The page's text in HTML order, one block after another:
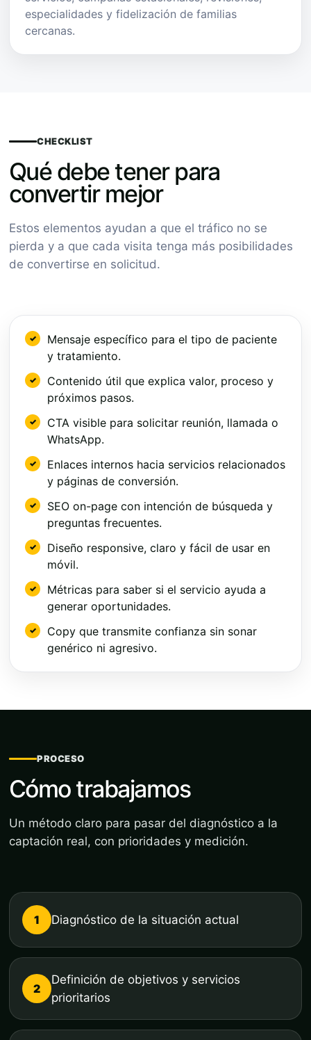
especialidades y fidelización de familias
cercanas.
CHECKLIST
Qué debe tener para
convertir mejor
Estos elementos ayudan a que el tráfico no se
pierda y a que cada visita tenga más posibilidades
de convertirse en solicitud.
Mensaje específico para el tipo de paciente
y tratamiento.
Contenido útil que explica valor, proceso y
próximos pasos.
CTA visible para solicitar reunión, llamada o
WhatsApp.
Enlaces internos hacia servicios relacionados
y páginas de conversión.
SEO on-page con intención de búsqueda y
preguntas frecuentes.
Diseño responsive, claro y fácil de usar en
móvil.
Métricas para saber si el servicio ayuda a
generar oportunidades.
Copy que transmite confianza sin sonar
genérico ni agresivo.
PROCESO
Cómo trabajamos
Un método claro para pasar del diagnóstico a la
captación real, con prioridades y medición.
1 Diagnóstico de la situación actual
2
Definición de objetivos y servicios
prioritarios